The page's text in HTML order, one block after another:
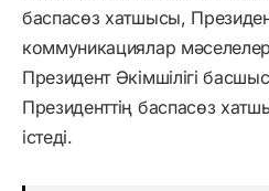
баспасөз хатшысы,
коммуникациялар
Президент Әкімшілігі
Президенттің баспасөз
істеді.